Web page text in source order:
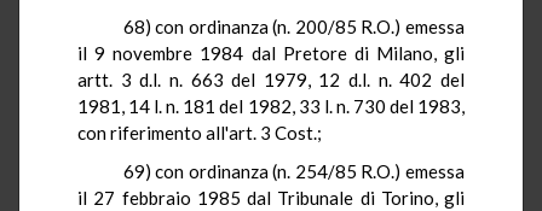
68) con ordinanza (n. 200/85 R.O.) emessa
il 9 novembre 1984 dal Pretore di Milano, gli
artt. 3 d.l. n. 663 del 1979, 12 d.l. n. 402 del
1981, 14 l. n. 181 del 1982, 33 l. n. 730 del 1983,
con riferimento all'art. 3 Cost.;
69) con ordinanza (n. 254/85 R.O.) emessa
il 27 febbraio 1985 dal Tribunale di Torino, gli